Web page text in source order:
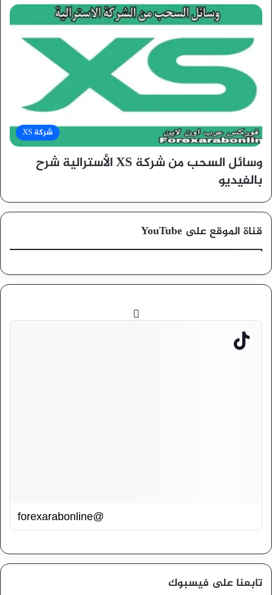
شركة XS
وسائل السحب من شركة XS الأسترالية شرح
بالفيديو
قناة الموقع على YouTube
@forexarabonline
تابعنا على فيسبوك